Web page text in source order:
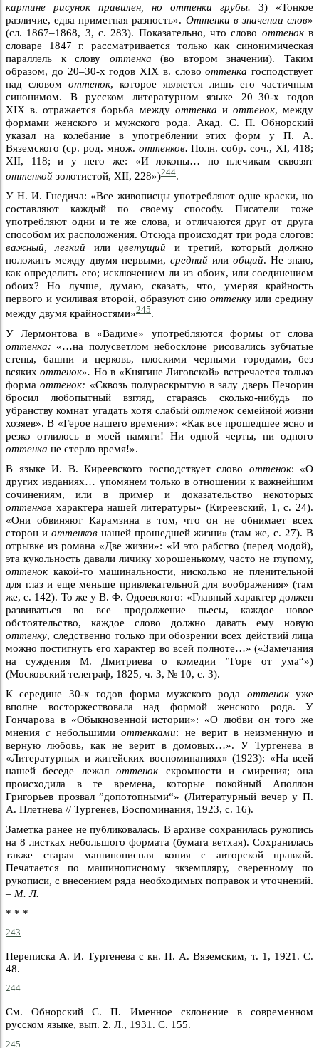
картине рисунок правилен, но оттенки грубы. 3) «Тонкое
различие, едва приметная разность». Оттенки в значении слов»
(сл. 1867–1868, 3, с. 283). Показательно, что слово оттенокв
словаре 1847 г. рассматривается только как синонимическая
параллель к слову оттенка (во втором значении). Таким
образом, до 20–30-х годов XIX в. словооттенка господствует
над словом оттенок, которое является лишь его частичным
синонимом. В русском литературном языке 20–30-х годов
XIX в. отражается борьба между оттенка и оттенок, между
формами женского и мужского рода. Акад. С. П. Обнорский
указал на колебание в употреблении этих форм у П. А.
Вяземского (ср. род. множ. оттенков. Полн. собр. соч., XI, 418;
XII, 118; и у него же: «И локоны… по плечикам сквозят
оттенкой золотистой, XII, 228»)244.
У Н. И. Гнедича: «Все живописцы употребляют одне краски, но
составляют каждый по своему способу. Писатели тоже
употребляют одни и те же слова, и отличаются друг от друга
способом их расположения. Отсюда происходят три рода слогов:
важный, легкий илицветущий и третий, который должно
положить между двумя первыми, средний или общий. Не знаю,
как определить его; исключением ли из обоих, или соединением
обоих? Но лучше, думаю, сказать, что, умеряя крайность
первого и усиливая второй, образуют сиюоттенку или средину
между двумя крайностями»245.
У Лермонтова в «Вадиме» употребляются формы от слова
оттенка: «…на полусветлом небосклоне рисовались зубчатые
стены, башни и церковь, плоскими черными городами, без
всякихоттенок». Но в «Княгине Лиговской» встречается только
формаоттенок: «Сквозь полураскрытую в залу дверь Печорин
бросил любопытный взгляд, стараясь сколько-нибудь по
убранству комнат угадать хотя слабыйоттенок семейной жизни
хозяев». В «Герое нашего времени»: «Как все прошедшее ясно и
резко отлилось в моей памяти! Ни одной черты, ни одного
оттенка не стерло время!».
В языке И. В. Киреевского господствует слово оттенок: «О
других изданиях… упомянем только в отношении к важнейшим
сочинениям, или в пример и доказательство некоторых
оттенков характера нашей литературы» (Киреевский, 1, с. 24).
«Они обвиняют Карамзина в том, что он не обнимает всех
сторон и оттенковнашей прошедшей жизни» (там же, с. 27). В
отрывке из романа «Две жизни»: «И это рабство (перед модой),
эта кукольность давали личику хорошенькому, часто не глупому,
оттенок какой-то машинальности, нисколько не пленительной
для глаз и еще меньше привлекательной для воображения» (там
же, с. 142). То же у В. Ф. Одоевского: «Главный характер должен
развиваться во все продолжение пьесы, каждое новое
обстоятельство, каждое слово должно давать ему новую
оттенку, следственно только при обозрении всех действий лица
можно постигнуть его характер во всей полноте…» («Замечания
на суждения М. Дмитриева о комедии ”Горе от ума“»)
(Московский телеграф, 1825, ч. 3, № 10, с. 3).
К середине 30-х годов форма мужского рода оттенокуже
вполне восторжествовала над формой женского рода. У
Гончарова в «Обыкновенной истории»: «О любви он того же
мненияс небольшимиоттенками: не верит в неизменную и
верную любовь, как не верит в домовых…». У Тургенева в
«Литературных и житейских воспоминаниях» (1923): «На всей
нашей беседе лежалоттенок скромности и смирения; она
происходила в те времена, которые покойный Аполлон
Григорьев прозвал ”допотопными“» (Литературный вечер у П.
А. Плетнева // Тургенев, Воспоминания, 1923, с. 16).
Заметка ранее не публиковалась. В архиве сохранилась рукопись
на 8 листках небольшого формата (бумага ветхая). Сохранилась
также старая машинописная копия с авторской правкой.
Печатается по машинописному экземпляру, сверенному по
рукописи, с внесением ряда необходимых поправок и уточнений.
– М. Л.
* * *
243
Переписка А. И. Тургенева с кн. П. А. Вяземским, т. 1, 1921. С.
48.
244
См. Обнорский С. П. Именное склонение в современном
русском языке, вып. 2. Л., 1931. С. 155.
245